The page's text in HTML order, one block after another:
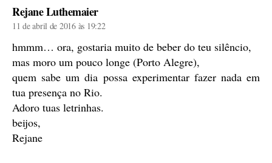
Rejane Luthemaierdiz:
11 de abril de 2016 às 19:22
hmmm… ora, gostaria muito de beber do teu silêncio,
mas moro um pouco longe (Porto Alegre),
quem sabe um dia possa experimentar fazer nada em
tua presença no Rio.
Adoro tuas letrinhas.
beijos,
Rejane